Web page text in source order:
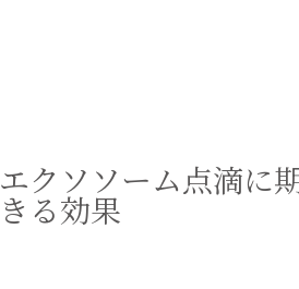
エクソソーム点滴に
きる効果